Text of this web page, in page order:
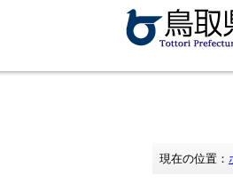
現在の位置：